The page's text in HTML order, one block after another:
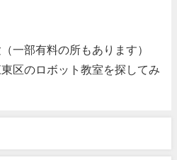
一部有料の所もあります）
区のロボット教室を探してみ